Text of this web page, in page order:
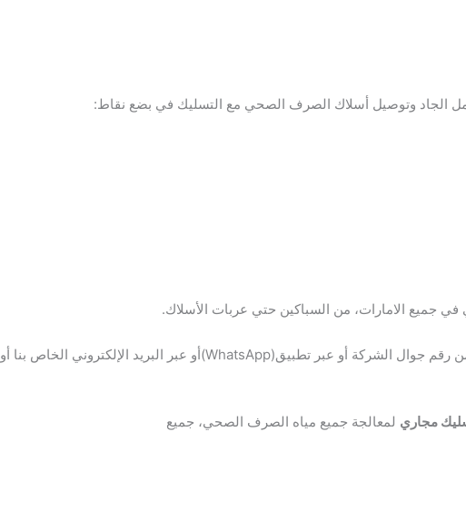
الجاد وتوصيل أسلاك الصرف الصحي مع التسليك في بضع نقاط:
جميع الامارات، من السباكين حتي عربات الأسلاك.
خدمة متواصلة على مدار 7/24 ساعة سوف نجب على مكالماتك من رقم جوال الشركة أو عبر تطبيق(WhatsApp)أو عبر البريد الإلكتروني الخاص بنا أو
مجاري لمعالجة جميع مياه الصرف الصحي، جميع